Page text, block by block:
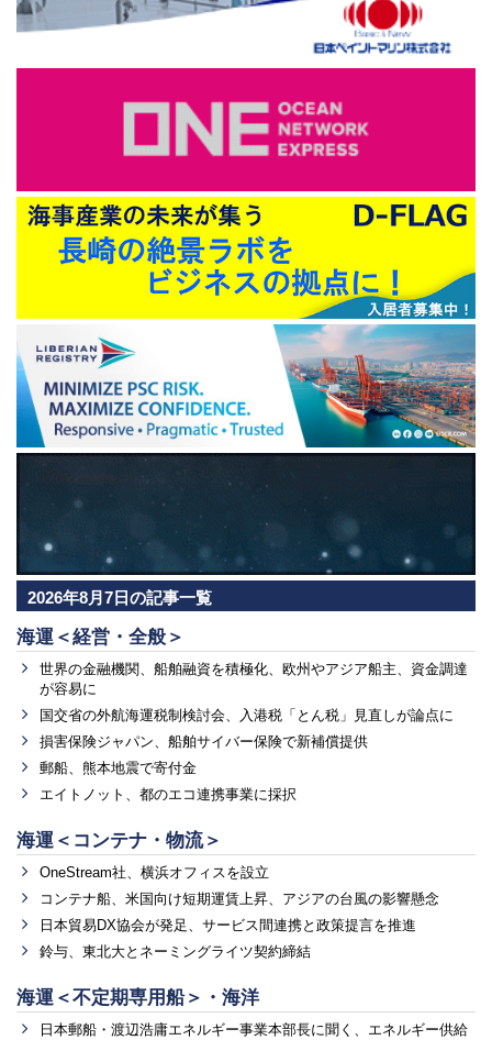
2026年8月7日の記事一覧
海運＜経営・全般＞
世界の金融機関、船舶融資を積極化、欧州やアジア船主、資金調達
が容易に
国交省の外航海運税制検討会、入港税「とん税」見直しが論点に
損害保険ジャパン、船舶サイバー保険で新補償提供
郵船、熊本地震で寄付金
エイトノット、都のエコ連携事業に採択
海運＜コンテナ・物流＞
OneStream社、横浜オフィスを設立
コンテナ船、米国向け短期運賃上昇、アジアの台風の影響懸念
日本貿易DX協会が発足、サービス間連携と政策提言を推進
鈴与、東北大とネーミングライツ契約締結
海運＜不定期専用船＞・海洋
日本郵船・渡辺浩庸エネルギー事業本部長に聞く、エネルギー供給